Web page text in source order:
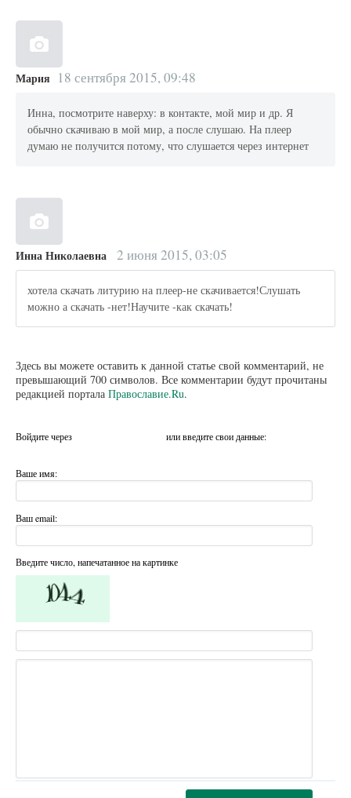
Мария 18 сентября 2015, 09:48
Инна, посмотрите наверху: в контакте, мой мир и др. Я
обычно скачиваю в мой мир, а после слушаю. На плеер
думаю не получится потому, что слушается через интернет
Инна Николаевна 2 июня 2015, 03:05
хотела скачать литурию на плеер-не скачивается!Слушать
можно а скачать -нет!Научите -как скачать!
Здесь вы можете оставить к данной статье свой комментарий, не
превышающий 700 символов. Все комментарии будут прочитаны
редакцией портала Православие.Ru.
Войдите через или введите свои данные:
Ваше имя:
Ваш email:
Введите число, напечатанное на картинке